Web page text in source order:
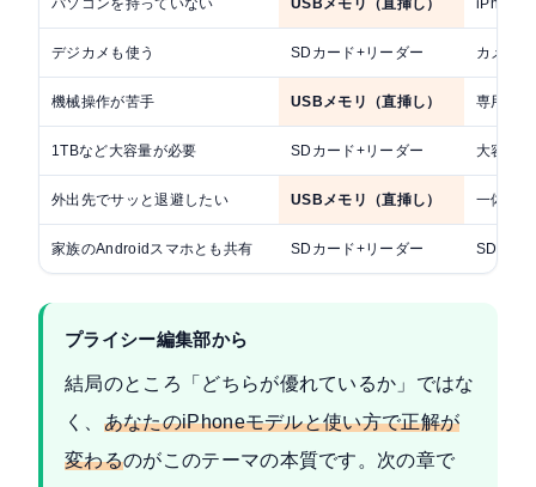
パソコンを持っていない USBメモリ（直挿し） iPhone
デジカメも使う SDカード+リーダー カメラ
機械操作が苦手 USBメモリ（直挿し） 専用ア
1TBなど大容量が必要 SDカード+リーダー 大容量
外出先でサッと退避したい USBメモリ（直挿し） 一体型
家族のAndroidスマホとも共有 SDカード+リーダー SDスロ
プライシー編集部から
結局のところ「どちらが優れているか」ではな
く、 あなたのiPhoneモデルと使い方で正解が
変わるのがこのテーマの本質です。次の章で